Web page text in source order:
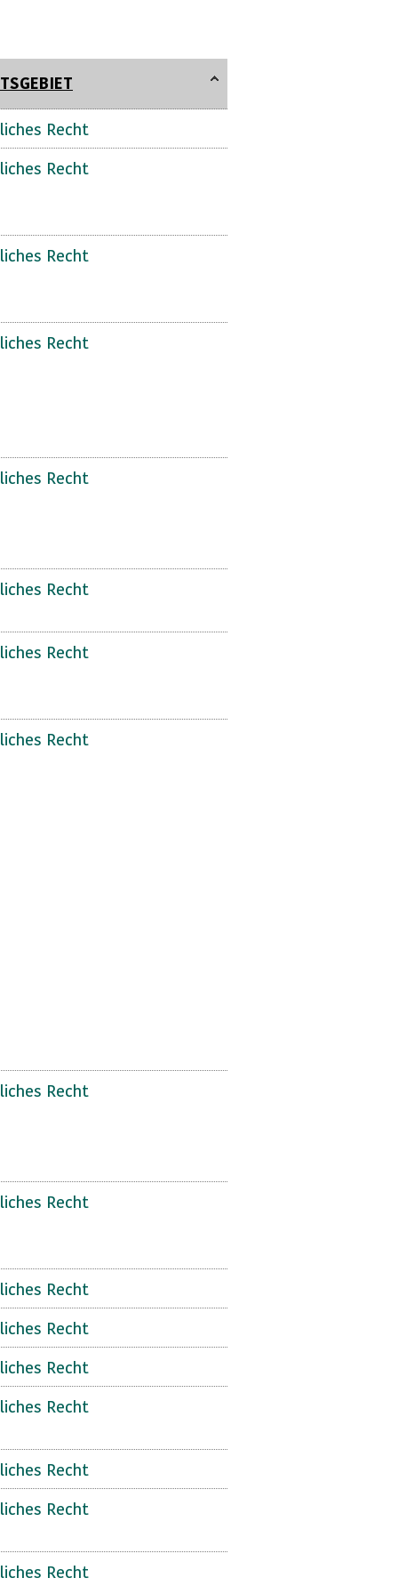
Recht
Recht
Recht
Recht
Recht
Recht
Recht
Recht
Recht
Recht
Recht
Recht
Recht
Recht
Recht
Recht
Recht